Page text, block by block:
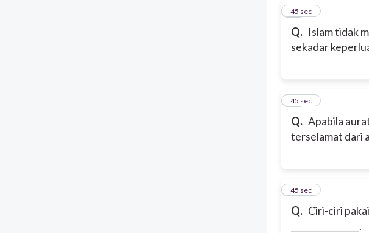
Q. Islam tidak
sekadar
11
45 sec
Q. Apabila
terselamat dari
12
45 sec
Q. Ciri-ciri
________________.
13
45 sec